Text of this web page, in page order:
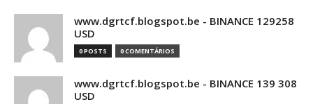
www.dgrtcf.blogspot.be - BINANCE 129258
USD
0 POSTS 0 COMENTÁRIOS
www.dgrtcf.blogspot.be - BINANCE 139 308
USD